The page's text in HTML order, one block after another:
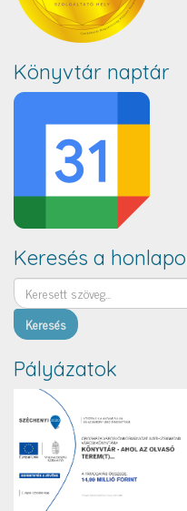
Könyvtár naptár
Keresés a
Keresés
Pályázatok